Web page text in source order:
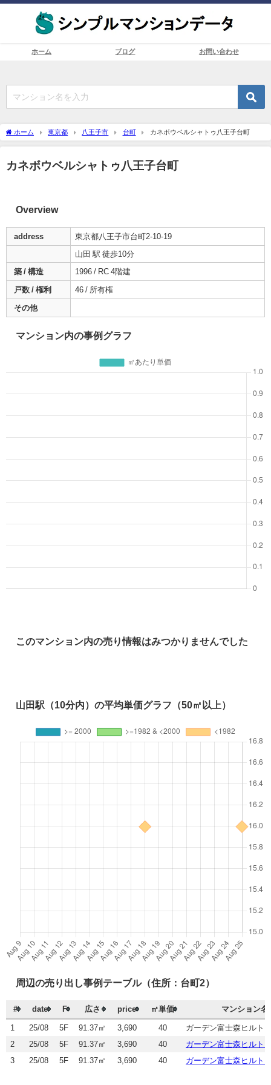
ホーム ブログ お問い合わせ
ホーム 東京都 八王子市 台町 カネボウベルシャトゥ八王子台町
カネボウベルシャトゥ八王子台町
Overview
address 東京都八王子市台町2-10-19
山田 駅 徒歩10分
築 / 構造 1996 / RC 4階建
戸数 / 権利 46 / 所有権
その他
マンション内の事例グラフ
このマンション内の売り情報はみつかりませんでした
山田駅（10分内）の平均単価グラフ（50㎡以上）
周辺の売り出し事例テーブル（住所：台町2）
# date F 広さ price ㎡単価 マンション名
1 25/08 5F 91.37㎡ 3,690 40 ガーデン富士森ヒルト
2 25/08 5F 91.37㎡ 3,690 40 ガーデン富士森ヒルト
3 25/08 5F 91.37㎡ 3,690 40 ガーデン富士森ヒルト